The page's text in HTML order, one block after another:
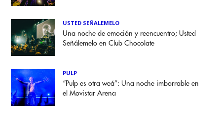
USTED SEÑALEMELO
Una noche de emoción y reencuentro; Usted
Señálemelo en Club Chocolate
PULP
“Pulp es otra weá”: Una noche imborrable en
el Movistar Arena